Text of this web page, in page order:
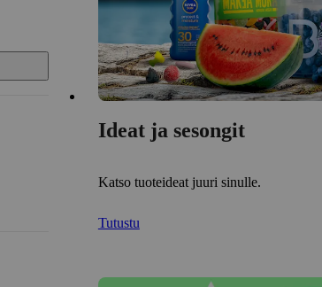
Ideat ja sesongit
Katso tuoteideat juuri sinulle.
Tutustu